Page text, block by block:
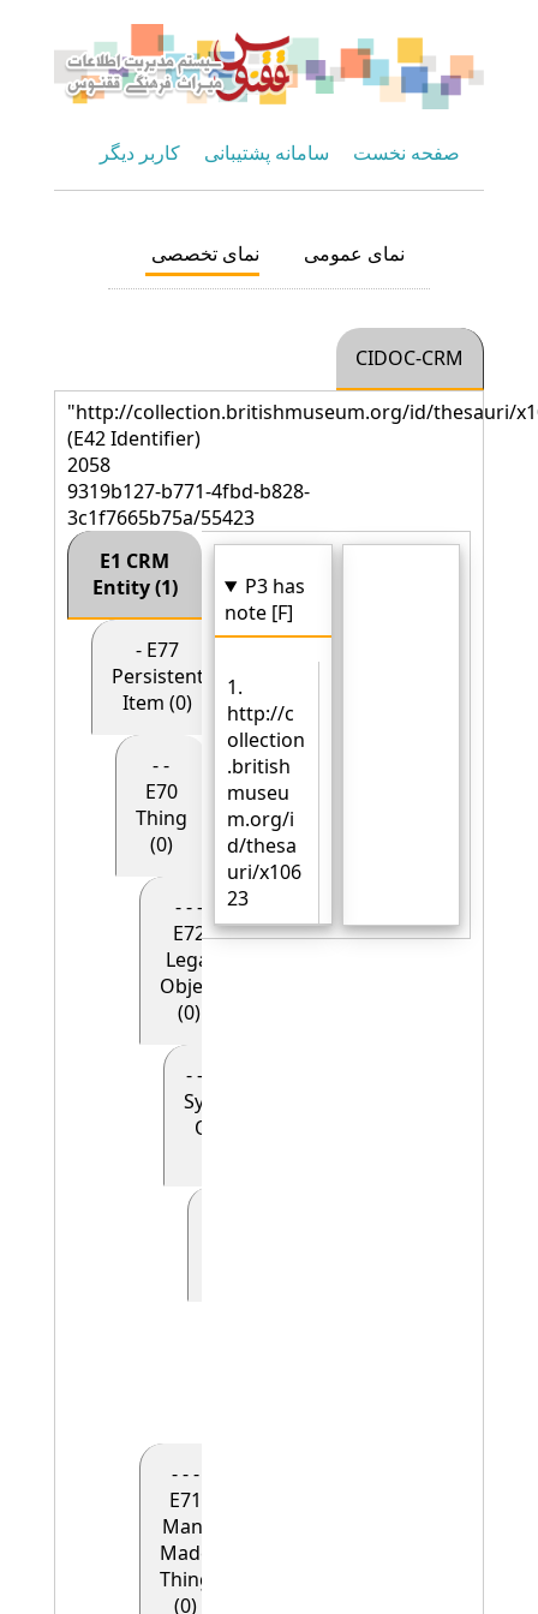
صفحه نخست سامانه پشتیبانی کاربر دیگر
نمای عمومی نمای تخصصی
CIDOC-CRM
"http://collection.britishmuseum.org/id/thesauri/
(E42 Identifier)
2058
9319b127-b771-4fbd-b828-
3c1f7665b75a/55423
E1 CRM
Entity (1)
- E77
Persistent
Item (0)
- -
E70
Thing
(0)
- - -
E72
Legal
Object
(0)
- - - - E90
Symbolic
Object
- - -
E71
Man-
Made
Thing
(0)
P3 has
note [F]
1.
http://c
ollection
.british
museu
m.org/i
d/thesa
uri/x106
23